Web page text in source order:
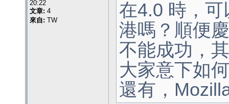
20:22
文章: 4
來自: TW
在4.0 時，
港嗎？順便
不能成功，
大家意下如
還有，